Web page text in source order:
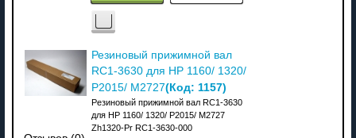
Резиновый прижимной вал
RC1-3630 для HP 1160/ 1320/
P2015/ M2727(Код: 1157)
Резиновый прижимной вал RC1-3630
для HP 1160/ 1320/ P2015/ M2727
Zh1320-Pr RC1-3630-000